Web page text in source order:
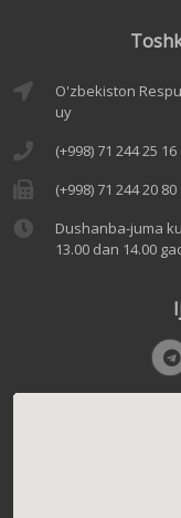
O'zbekiston
uy
(+998) 71 244 25 16
(+998) 71 244 20 80
Dushanba-juma
13.00 dan 14.00